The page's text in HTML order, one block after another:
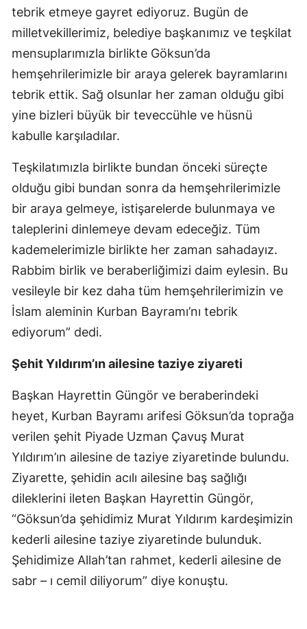
tebrik etmeye gayret ediyoruz. Bugün de
milletvekillerimiz, belediye başkanımız ve teşkilat
mensuplarımızla birlikte Göksun’da
hemşehrilerimizle bir araya gelerek bayramlarını
tebrik ettik. Sağ olsunlar her zaman olduğu gibi
yine bizleri büyük bir teveccühle ve hüsnü
kabulle karşıladılar.
Teşkilatımızla birlikte bundan önceki süreçte
olduğu gibi bundan sonra da hemşehrilerimizle
bir araya gelmeye, istişarelerde bulunmaya ve
taleplerini dinlemeye devam edeceğiz. Tüm
kademelerimizle birlikte her zaman sahadayız.
Rabbim birlik ve beraberliğimizi daim eylesin. Bu
vesileyle bir kez daha tüm hemşehrilerimizin ve
İslam aleminin Kurban Bayramı’nı tebrik
ediyorum” dedi.
Şehit Yıldırım’ın ailesine taziye ziyareti
Başkan Hayrettin Güngör ve beraberindeki
heyet, Kurban Bayramı arifesi Göksun’da toprağa
verilen şehit Piyade Uzman Çavuş Murat
Yıldırım’ın ailesine de taziye ziyaretinde bulundu.
Ziyarette, şehidin acılı ailesine baş sağlığı
dileklerini ileten Başkan Hayrettin Güngör,
“Göksun’da şehidimiz Murat Yıldırım kardeşimizin
kederli ailesine taziye ziyaretinde bulunduk.
Şehidimize Allah’tan rahmet, kederli ailesine de
sabr – ı cemil diliyorum” diye konuştu.